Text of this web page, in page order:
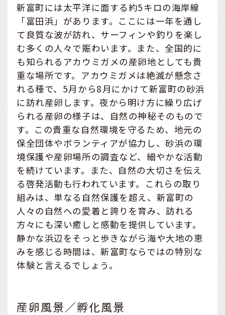
新富町には太平洋に面する約5キロの海岸線
「富田浜」があります。ここには一年を通し
て良質な波が訪れ、サーフィンや釣りを楽し
む多くの人々で賑わいます。また、全国的に
も知られるアカウミガメの産卵地としても貴
重な場所です。アカウミガメは絶滅が懸念さ
れる種で、5月から8月にかけて新富町の砂浜
に訪れ産卵します。夜から明け方に繰り広げ
られる産卵の様子は、自然の神秘そのもので
す。この貴重な自然環境を守るため、地元の
保全団体やボランティアが協力し、砂浜の環
境保護や産卵場所の調査など、細やかな活動
を続けています。また、自然の大切さを伝え
る啓発活動も行われています。これらの取り
組みは、単なる自然保護を超え、新富町の
人々の自然への愛着と誇りを育み、訪れる
方々にも深い癒しと感動を提供しています。
静かな浜辺をそっと歩きながら海や大地の恵
みを感じる時間は、新富町ならではの特別な
体験と言えるでしょう。
産卵風景／孵化風景